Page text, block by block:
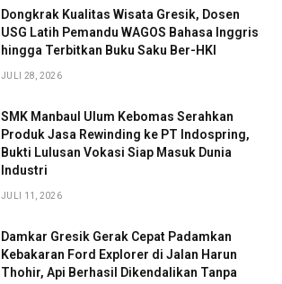
Dongkrak Kualitas Wisata Gresik, Dosen
USG Latih Pemandu WAGOS Bahasa Inggris
hingga Terbitkan Buku Saku Ber-HKI
JULI 28, 2026
SMK Manbaul Ulum Kebomas Serahkan
Produk Jasa Rewinding ke PT Indospring,
Bukti Lulusan Vokasi Siap Masuk Dunia
Industri
JULI 11, 2026
Damkar Gresik Gerak Cepat Padamkan
Kebakaran Ford Explorer di Jalan Harun
Thohir, Api Berhasil Dikendalikan Tanpa